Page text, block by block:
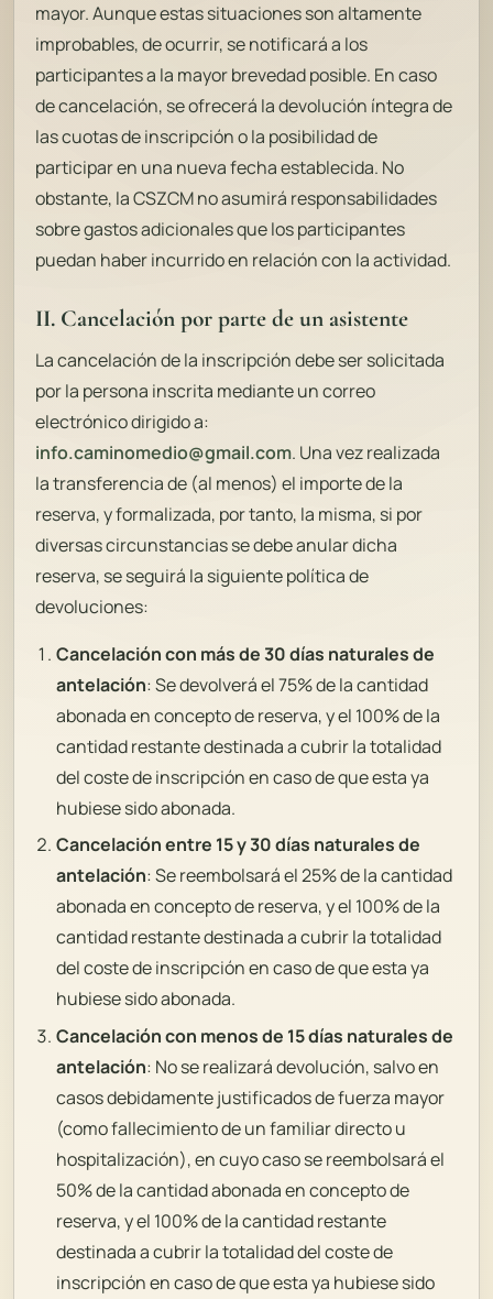
mayor. Aunque estas situaciones son altamente
improbables, de ocurrir, se notificará a los
participantes a la mayor brevedad posible. En caso
de cancelación, se ofrecerá la devolución íntegra de
las cuotas de inscripción o la posibilidad de
participar en una nueva fecha establecida. No
obstante, la CSZCM no asumirá responsabilidades
sobre gastos adicionales que los participantes
puedan haber incurrido en relación con la actividad.
II. Cancelación por parte de un asistente
La cancelación de la inscripción debe ser solicitada
por la persona inscrita mediante un correo
electrónico dirigido a:
info.caminomedio@gmail.com. Una vez realizada
la transferencia de (al menos) el importe de la
reserva, y formalizada, por tanto, la misma, si por
diversas circunstancias se debe anular dicha
reserva, se seguirá la siguiente política de
devoluciones:
Cancelación con más de 30 días naturales de
antelación: Se devolverá el 75% de la cantidad
abonada en concepto de reserva, y el 100% de la
cantidad restante destinada a cubrir la totalidad
del coste de inscripción en caso de que esta ya
hubiese sido abonada.
Cancelación entre 15 y 30 días naturales de
antelación: Se reembolsará el 25% de la cantidad
abonada en concepto de reserva, y el 100% de la
cantidad restante destinada a cubrir la totalidad
del coste de inscripción en caso de que esta ya
hubiese sido abonada.
Cancelación con menos de 15 días naturales de
antelación: No se realizará devolución, salvo en
casos debidamente justificados de fuerza mayor
(como fallecimiento de un familiar directo u
hospitalización), en cuyo caso se reembolsará el
50% de la cantidad abonada en concepto de
reserva, y el 100% de la cantidad restante
destinada a cubrir la totalidad del coste de
inscripción en caso de que esta ya hubiese sido